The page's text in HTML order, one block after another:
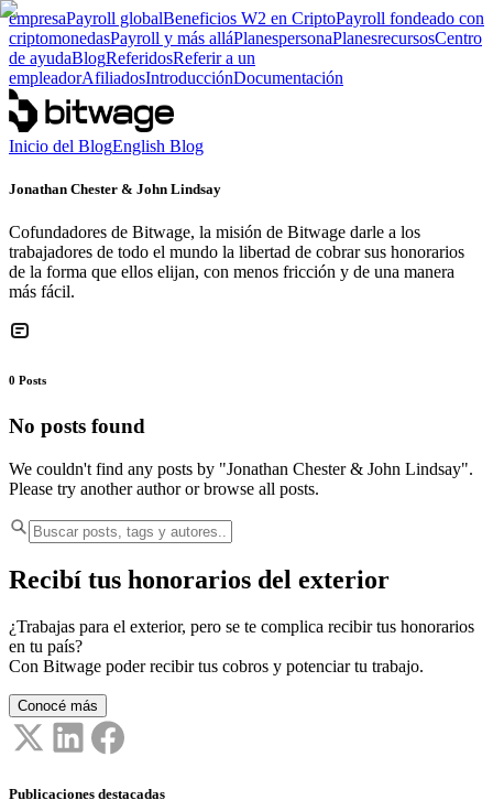
empresaPayroll globalBeneficios W2 en CriptoPayroll fondeado con
criptomonedasPayroll y más alláPlanespersonaPlanesrecursosCentro
de ayudaBlogReferidosReferir a un
empleadorAfiliadosIntroducciónDocumentación
Inicio del BlogEnglish Blog
Jonathan Chester & John Lindsay
Cofundadores de Bitwage, la misión de Bitwage darle a los
trabajadores de todo el mundo la libertad de cobrar sus honorarios
de la forma que ellos elijan, con menos fricción y de una manera
más fácil.
0 Posts
No posts found
We couldn't find any posts by "Jonathan Chester & John Lindsay".
Please try another author or browse all posts.
Recibí tus honorarios del exterior
¿Trabajas para el exterior, pero se te complica recibir tus honorarios
en tu país?
Con Bitwage poder recibir tus cobros y potenciar tu trabajo.
Conocé más
Publicaciones destacadas